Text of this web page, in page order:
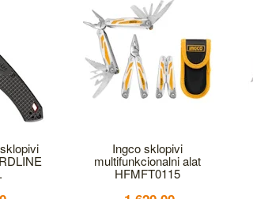
Ingco sklopivi
multifunkcionalni alat
HFMFT0115